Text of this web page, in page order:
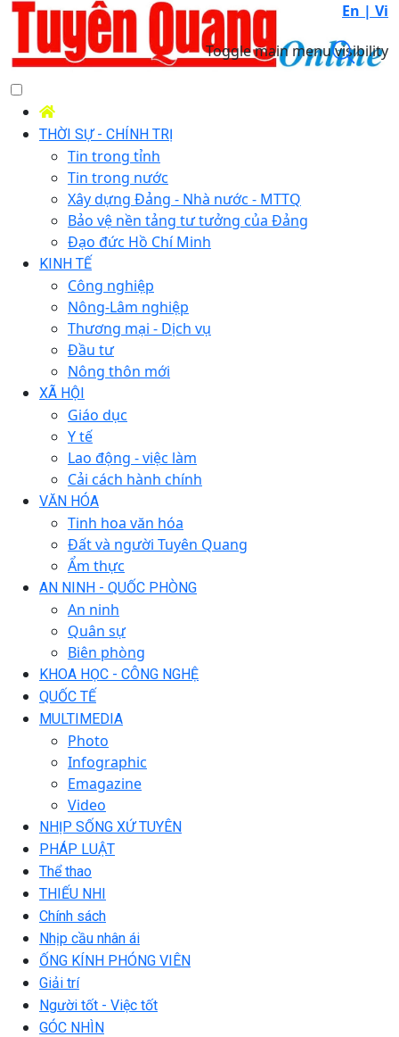
En | Vi
Toggle main menu visibility
THỜI SỰ - CHÍNH TRỊ
Tin trong tỉnh
Tin trong nước
Xây dựng Đảng - Nhà nước - MTTQ
Bảo vệ nền tảng tư tưởng của Đảng
Đạo đức Hồ Chí Minh
KINH TẾ
Công nghiệp
Nông-Lâm nghiệp
Thương mại - Dịch vụ
Đầu tư
Nông thôn mới
XÃ HỘI
Giáo dục
Y tế
Lao động - việc làm
Cải cách hành chính
VĂN HÓA
Tinh hoa văn hóa
Đất và người Tuyên Quang
Ẩm thực
AN NINH - QUỐC PHÒNG
An ninh
Quân sự
Biên phòng
KHOA HỌC - CÔNG NGHỆ
QUỐC TẾ
MULTIMEDIA
Photo
Infographic
Emagazine
Video
NHỊP SỐNG XỨ TUYÊN
PHÁP LUẬT
Thể thao
THIẾU NHI
Chính sách
Nhịp cầu nhân ái
ỐNG KÍNH PHÓNG VIÊN
Giải trí
Người tốt - Việc tốt
GÓC NHÌN